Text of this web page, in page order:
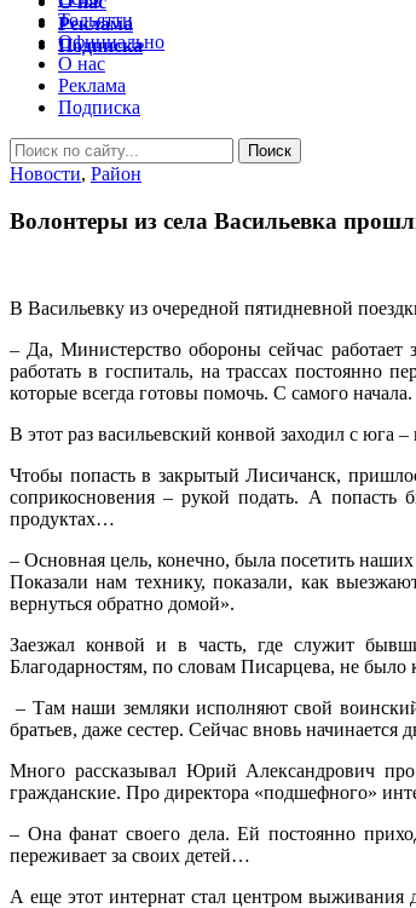
Тольятти
Официально
О нас
Реклама
Подписка
Новости, Район
Волонтеры из села Васильевка
В Васильевку из очередной пятидневной
– Да, Министерство обороны сейчас
работать в госпиталь, на трассах постоянно
которые всегда готовы помочь. С самого
В этот раз васильевский конвой заходил с
Чтобы попасть в закрытый Лисичанск,
соприкосновения – рукой подать. А попасть
продуктах…
– Основная цель, конечно, была посетить
Показали нам технику, показали, как
вернуться обратно домой».
Заезжал конвой и в часть, где служит
Благодарностям, по словам Писарцева, не было
– Там наши земляки исполняют свой
братьев, даже сестер. Сейчас вновь
Много рассказывал Юрий Александрович
гражданские. Про директора «подшефного»
– Она фанат своего дела. Ей постоянно
переживает за своих детей…
А еще этот интернат стал центром выживания
Реклама
Подписка